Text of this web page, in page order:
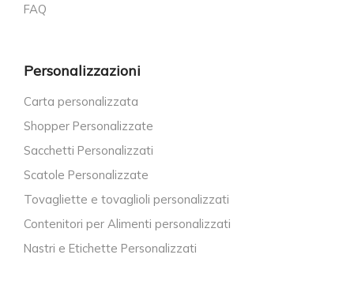
FAQ
Personalizzazioni
Carta personalizzata
Shopper Personalizzate
Sacchetti Personalizzati
Scatole Personalizzate
Tovagliette e tovaglioli personalizzati
Contenitori per Alimenti personalizzati
Nastri e Etichette Personalizzati